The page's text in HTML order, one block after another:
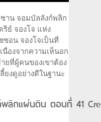
ซาน จอมบัลลังก์พลิก
ริย์ จองโจ แห่ง
ซอน จองโจเป็นที่
นื่องจากความเห็นอก
ยที่ผู้คนของเขาต้อง
ยงดูอย่างดีในฐานะ
พลิกแผ่นดิน ตอนที่ 41